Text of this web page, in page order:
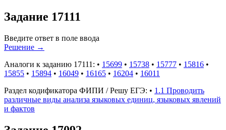
Задание 17111
Введите ответ в поле ввода
Решение →
Аналоги к заданию 17111: • 15699 • 15738 • 15777 • 15816 •
15855 • 15894 • 16049 • 16165 • 16204 • 16011
Раздел кодификатора ФИПИ / Решу ЕГЭ: • 1.1 Проводить
различные виды анализа языковых единиц, языковых явлений
и фактов